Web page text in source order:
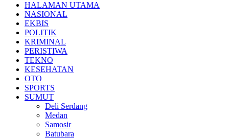
HALAMAN UTAMA
NASIONAL
EKBIS
POLITIK
KRIMINAL
PERISTIWA
TEKNO
KESEHATAN
OTO
SPORTS
SUMUT
Deli Serdang
Medan
Samosir
Batubara